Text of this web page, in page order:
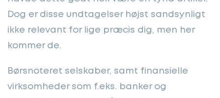
Dog er disse undtagelser højst sandsynligt
ikke relevant for lige præcis dig, men her
kommer de.
Børsnoteret selskaber, samt finansielle
virksomheder som f.eks. banker og